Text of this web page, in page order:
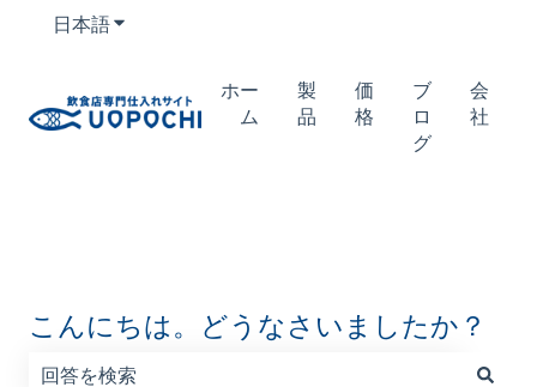
日本語翻訳のサブメニューを表示
ホー
ム
製
品
価
格
ブ
ロ
グ
会
社
こんにちは。どうなさいましたか？